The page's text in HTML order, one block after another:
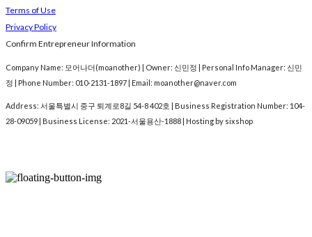
Terms of Use
Privacy Policy
Confirm Entrepreneur Information
Company Name: 모어나더(moanother) | Owner: 신민정 | Personal Info Manager: 신민
정 | Phone Number: 010-2131-1897 | Email: moanother@naver.com
Address: 서울특별시 중구 퇴계로8길 54-8 402호 | Business Registration Number: 104-
28-09059 | Business License: 2021-서울용산-1888 | Hosting by sixshop